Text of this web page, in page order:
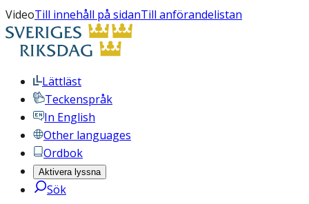
VideoTill innehåll på sidanTill anförandelistan
Lättläst
Teckenspråk
In English
Other languages
Ordbok
Aktivera lyssna
Sök